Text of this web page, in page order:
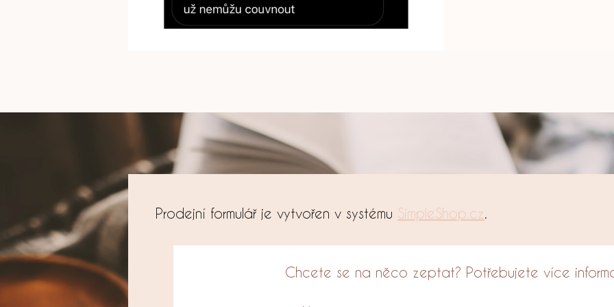
Prodejní formulář je vytvořen v systému SimpleShop.cz.
Chcete se na něco zeptat? Potřebujete více